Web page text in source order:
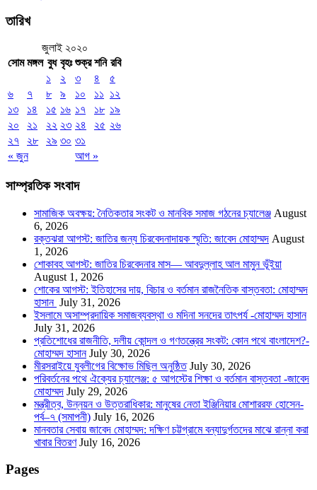
তারিখ
জুলাই ২০২০
সোম মঙ্গল বুধ বৃহঃ শুক্র শনি রবি
« জুন আগ »
১ ২ ৩ ৪
৫
৬
৭ ৮ ৯ ১০ ১১ ১২
১৩
১৪ ১৫ ১৬ ১৭ ১৮ ১৯
২০
২১ ২২ ২৩ ২৪ ২৫ ২৬
২৭
২৮ ২৯ ৩০ ৩১
সাম্প্রতিক সংবাদ
সামাজিক অবক্ষয়: নৈতিকতার সংকট ও মানবিক সমাজ গঠনের চ্যালেঞ্জ August
6, 2026
রক্তঝরা আগস্ট: জাতির জন্য চিরবেদনাদায়ক স্মৃতি: জাবেদ মোহাম্মদ August
1, 2026
শোকাবহ আগস্ট: জাতির চিরবেদনার মাস— আবদুল্লাহ আল মামুন ভূঁইয়া
August 1, 2026
শোকের আগস্ট: ইতিহাসের দায়, বিচার ও বর্তমান রাজনৈতিক বাস্তবতা: মোহাম্মদ
হাসান July 31, 2026
ইসলামে অসাম্প্রদায়িক সমাজব্যবস্থা ও মদিনা সনদের তাৎপর্য -মোহাম্মদ হাসান
July 31, 2026
প্রতিশোধের রাজনীতি, দলীয় কোন্দল ও গণতন্ত্রের সংকট: কোন পথে বাংলাদেশ?-
মোহাম্মদ হাসান July 30, 2026
মীরসরাইয়ে যুবলীগের বিক্ষোভ মিছিল অনুষ্ঠিত July 30, 2026
পরিবর্তনের পথে ঐক্যের চ্যালেঞ্জ: ৫ আগস্টের শিক্ষা ও বর্তমান বাস্তবতা -জাবেদ
মোহাম্মদ July 29, 2026
মন্ত্রীত্ব, উন্নয়ন ও উত্তরাধিকার: মানুষের নেতা ইঞ্জিনিয়ার মোশাররফ হোসেন-
পর্ব–৭ (সমাপনী) July 16, 2026
মানবতার সেবায় জাবেদ মোহাম্মদ: দক্ষিণ চট্টগ্রামে বন্যাদুর্গতদের মাঝে রান্না করা
খাবার বিতরণ July 16, 2026
Pages